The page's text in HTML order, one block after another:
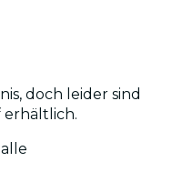
doch leider sind
erhältlich.